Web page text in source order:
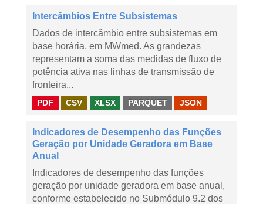
Intercâmbios Entre Subsistemas
Dados de intercâmbio entre subsistemas em
base horária, em MWmed. As grandezas
representam a soma das medidas de fluxo de
potência ativa nas linhas de transmissão de
fronteira...
PDF CSV XLSX PARQUET JSON
Indicadores de Desempenho das Funções
Geração por Unidade Geradora em Base
Anual
Indicadores de desempenho das funções
geração por unidade geradora em base anual,
conforme estabelecido no Submódulo 9.2 dos